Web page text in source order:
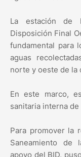
La estación de
Disposición Final
fundamental para
aguas
norte y oeste de la
En este marco,
sanitaria interna
Para promover la
Saneamiento de
apoyo del BID,